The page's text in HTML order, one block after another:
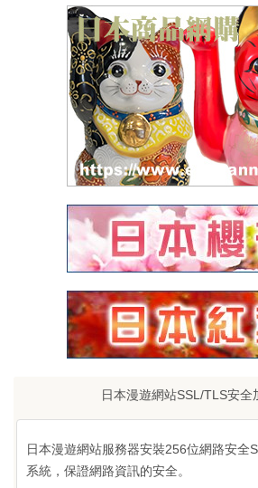
日本漫遊網站SSL/TLS安全
日本漫遊網站服務器安裝256位網路安全
系統，保證網路資訊的安全。